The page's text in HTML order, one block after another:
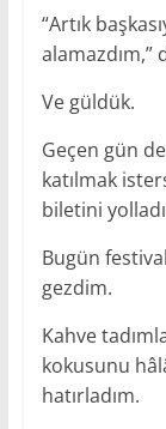
“Artık
alamazdım,”
Ve güldük.
Geçen gün
katılmak
biletini
Bugün
gezdim.
Kahve
kokusunu
hatırladım.